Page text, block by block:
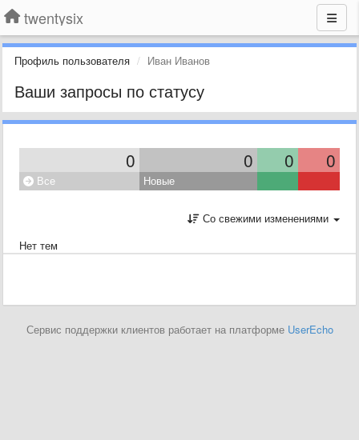
twentysix
Профиль пользователя Иван Иванов
Ваши запросы по статусу
0 0 0 0
Все Новые
Со свежими изменениями
Нет тем
Сервис поддержки клиентов работает на платформе UserEcho